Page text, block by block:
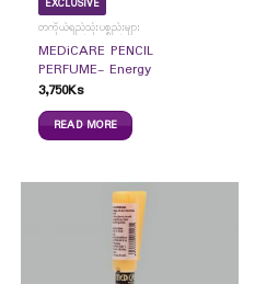
EXCLUSIVE
တကိုယ်ရည်သုံးပစ္စည်းများ
MEDiCARE PENCIL
PERFUME- Energy
3,750Ks
READ MORE